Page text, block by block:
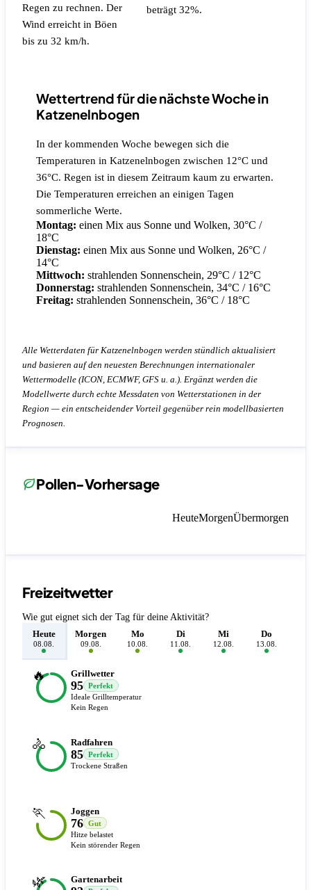
Regen zu rechnen. Der
Wind erreicht in Böen
bis zu 32 km/h.
beträgt 32%.
Wettertrend für die nächste Woche in
Katzenelnbogen
In der kommenden Woche bewegen sich die
Temperaturen in Katzenelnbogen zwischen 12°C und
36°C. Regen ist in diesem Zeitraum kaum zu erwarten.
Die Temperaturen erreichen an einigen Tagen
sommerliche Werte.
Montag: einen Mix aus Sonne und Wolken, 30°C /
18°C
Dienstag: einen Mix aus Sonne und Wolken, 26°C /
14°C
Mittwoch: strahlenden Sonnenschein, 29°C / 12°C
Donnerstag: strahlenden Sonnenschein, 34°C / 16°C
Freitag: strahlenden Sonnenschein, 36°C / 18°C
Alle Wetterdaten für Katzenelnbogen werden stündlich aktualisiert
und basieren auf den neuesten Berechnungen internationaler
Wettermodelle (ICON, ECMWF, GFS u. a.). Ergänzt werden die
Modellwerte durch echte Messdaten von Wetterstationen in der
Region — ein entscheidender Vorteil gegenüber rein modellbasierten
Prognosen.
Pollen-Vorhersage
HeuteMorgenÜbermorgen
Freizeitwetter
Wie gut eignet sich der Tag für deine Aktivität?
Heute
08.08.
Morgen
09.08.
Mo
10.08.
Di
11.08.
Mi
12.08.
Do
13.08.
🔥 Grillwetter
95
Perfekt
Ideale Grilltemperatur
Kein Regen
🚴 Radfahren
85
Perfekt
Trockene Straßen
🏃 Joggen
76
Gut
Hitze belastet
Kein störender Regen
🌿 Gartenarbeit